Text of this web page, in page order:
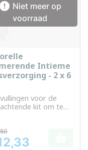
 Niet meer op
voorraad
Intieme
- 2 x 6
voor de
kit om te